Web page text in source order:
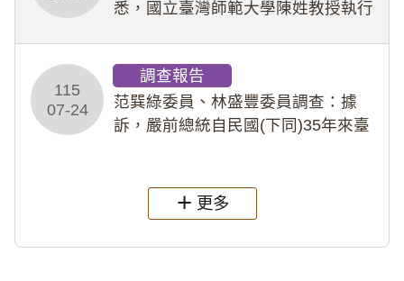
悉，國立臺灣師範大學陳姓教授執行
術倫理等情案調查報告。(115教調
31)
115
07-24
調查報告
范巽綠委員、林盛豐委員調查：據
訴，嚴前總統自民國(下同)35年來臺
過世後，總統府於89年間函請其家屬
繼續留住
更多